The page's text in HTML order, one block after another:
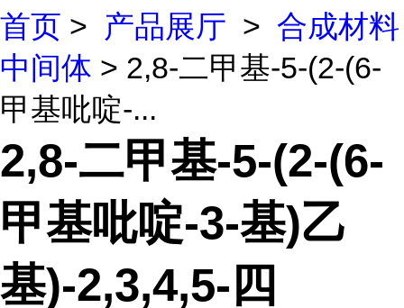
首页 > 产品展厅 > 合成材料
中间体 > 2,8-二甲基-5-(2-(6-
甲基吡啶-...
2,8-二甲基-5-(2-(6-
甲基吡啶-3-基)乙
基)-2,3,4,5-四